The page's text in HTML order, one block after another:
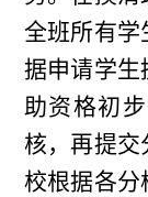
全班所有学
据申请学生
助资格初
核，再提交
校根据各分